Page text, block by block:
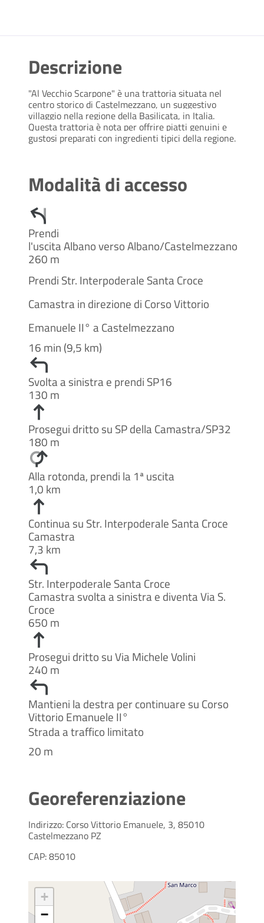
Descrizione
"Al Vecchio Scarpone" è una trattoria situata nel
centro storico di Castelmezzano, un suggestivo
villaggio nella regione della Basilicata, in Italia.
Questa trattoria è nota per offrire piatti genuini e
gustosi preparati con ingredienti tipici della regione.
Modalità di accesso
Prendi
l'uscita Albano verso Albano/Castelmezzano
260 m
Prendi Str. Interpoderale Santa Croce
Camastra in direzione di Corso Vittorio
Emanuele II° a Castelmezzano
16 min (9,5 km)
Svolta a sinistra e prendi SP16
130 m
Prosegui dritto su SP della Camastra/SP32
180 m
Alla rotonda, prendi la 1ª uscita
1,0 km
Continua su Str. Interpoderale Santa Croce
Camastra
7,3 km
Str. Interpoderale Santa Croce
Camastra svolta a sinistra e diventa Via S.
Croce
650 m
Prosegui dritto su Via Michele Volini
240 m
Mantieni la destra per continuare su Corso
Vittorio Emanuele II°
Strada a traffico limitato
20 m
Georeferenziazione
Indirizzo: Corso Vittorio Emanuele, 3, 85010
Castelmezzano PZ
CAP: 85010
+
−